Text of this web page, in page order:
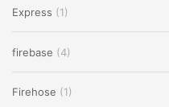
Express (1)
firebase (4)
Firehose (1)